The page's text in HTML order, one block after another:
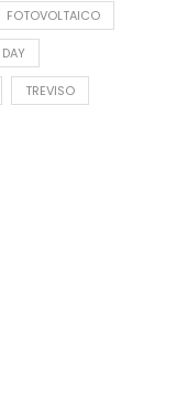
FOTOVOLTAICO
TREVISO